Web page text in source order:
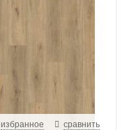
избранное сравнить